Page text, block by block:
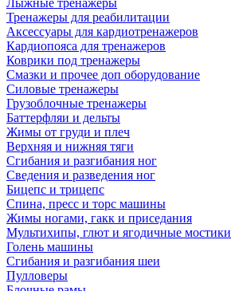
Лыжные тренажеры
Тренажеры для реабилитации
Аксессуары для кардиотренажеров
Кардиопояса для тренажеров
Коврики под тренажеры
Смазки и прочее доп оборудование
Силовые тренажеры
Грузоблочные тренажеры
Баттерфляи и дельты
Жимы от груди и плеч
Верхняя и нижняя тяги
Сгибания и разгибания ног
Сведения и разведения ног
Бицепс и трицепс
Спина, пресс и торс машины
Жимы ногами, гакк и приседания
Мультихипы, глют и ягодичные мостики
Голень машины
Сгибания и разгибания шеи
Пулловеры